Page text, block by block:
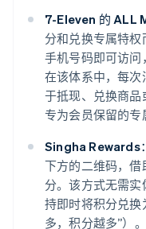
7-Eleven 的 ALL
分和兑换专属特
手机号码即可访问
在该体系中，每
于抵现、兑换商
专为会员保留的专
Singha Rewards：
下方的二维码，
分。该方式无需
持即时将积分兑换
多，积分越多”）